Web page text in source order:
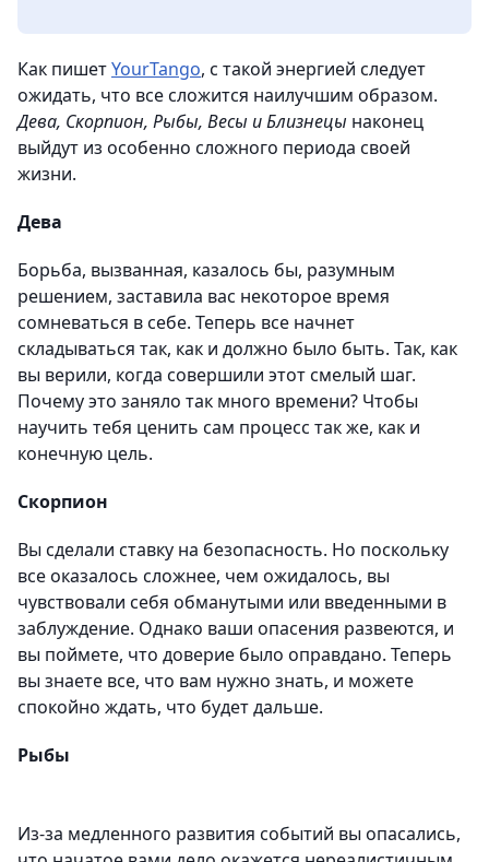
Как пишетYourTango, с такой энергией следует
ожидать, что все сложится наилучшим образом.
Дева, Скорпион, Рыбы, Весы и Близнецы наконец
выйдут из особенно сложного периода своей
жизни.
Дева
Борьба, вызванная, казалось бы, разумным
решением, заставила вас некоторое время
сомневаться в себе. Теперь все начнет
складываться так, как и должно было быть. Так, как
вы верили, когда совершили этот смелый шаг.
Почему это заняло так много времени? Чтобы
научить тебя ценить сам процесс так же, как и
конечную цель.
Скорпион
Вы сделали ставку на безопасность. Но поскольку
все оказалось сложнее, чем ожидалось, вы
чувствовали себя обманутыми или введенными в
заблуждение. Однако ваши опасения развеются, и
вы поймете, что доверие было оправдано. Теперь
вы знаете все, что вам нужно знать, и можете
спокойно ждать, что будет дальше.
Рыбы
Из-за медленного развития событий вы опасались,